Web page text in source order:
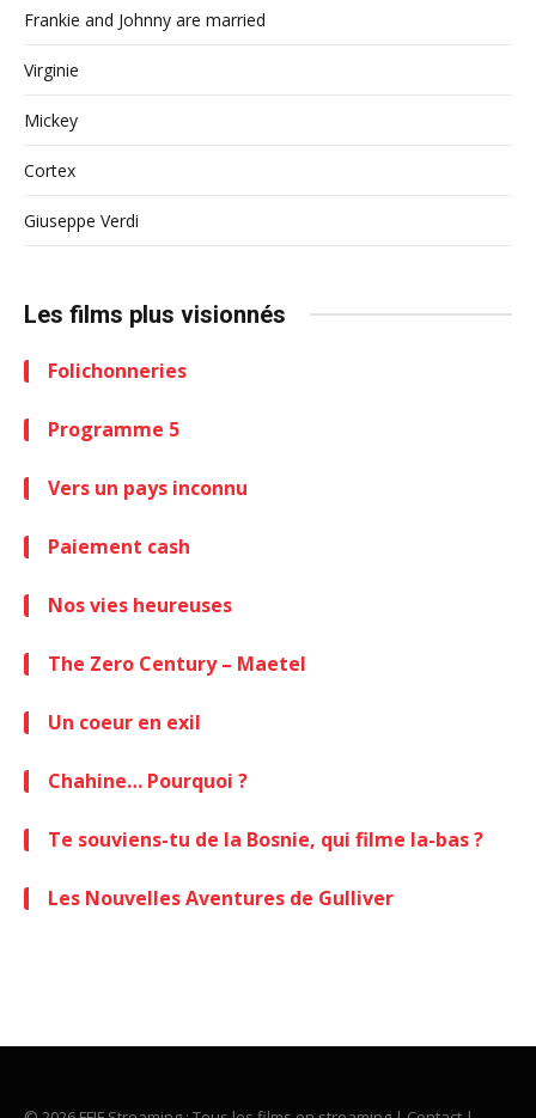
Frankie and Johnny are married
Virginie
Mickey
Cortex
Giuseppe Verdi
Les films plus visionnés
Folichonneries
Programme 5
Vers un pays inconnu
Paiement cash
Nos vies heureuses
The Zero Century – Maetel
Un coeur en exil
Chahine… Pourquoi ?
Te souviens-tu de la Bosnie, qui filme la-bas ?
Les Nouvelles Aventures de Gulliver